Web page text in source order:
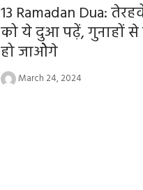
13 Ramadan Dua:
को ये दुआ पढ़ें, गुनाहों से
हो जाओेगे
March 24, 2024